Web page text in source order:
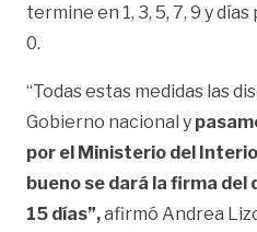
termine en 1, 3, 5, 7, 9 y
0.
“Todas estas medidas las
Gobierno nacional y
por el Ministerio del
bueno se dará la firma
15 días”,afirmó Andrea